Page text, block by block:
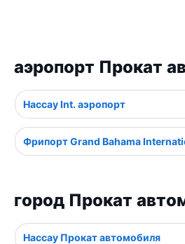
аэропорт Прокат
Нассау Int. аэропорт
Фрипорт Grand Bahama
город Прокат
Нассау Прокат автомобиля